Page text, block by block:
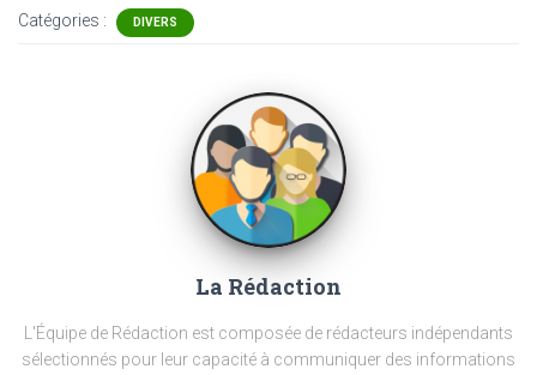
Catégories : DIVERS
La Rédaction
L'Équipe de Rédaction est composée de rédacteurs indépendants
sélectionnés pour leur capacité à communiquer des informations